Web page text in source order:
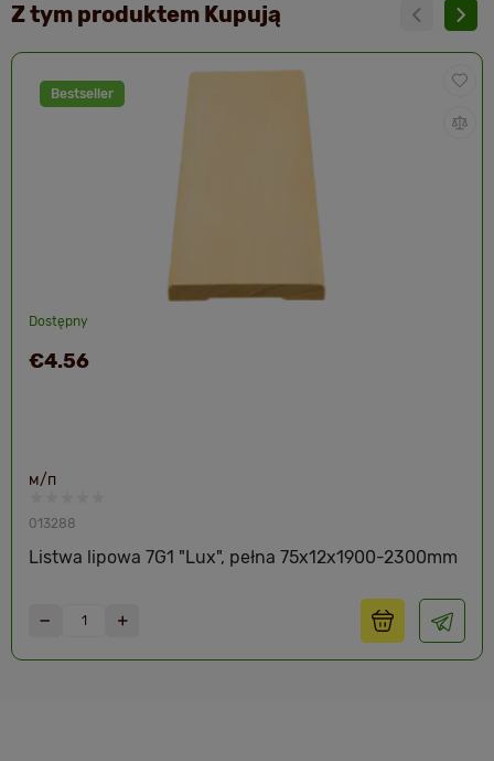
Z tym produktem Kupują
Bestseller
Dostępny
013288
Listwa lipowa 7G1 "Lux", pełna 75x12x1900-2300mm
€4.56
м/п